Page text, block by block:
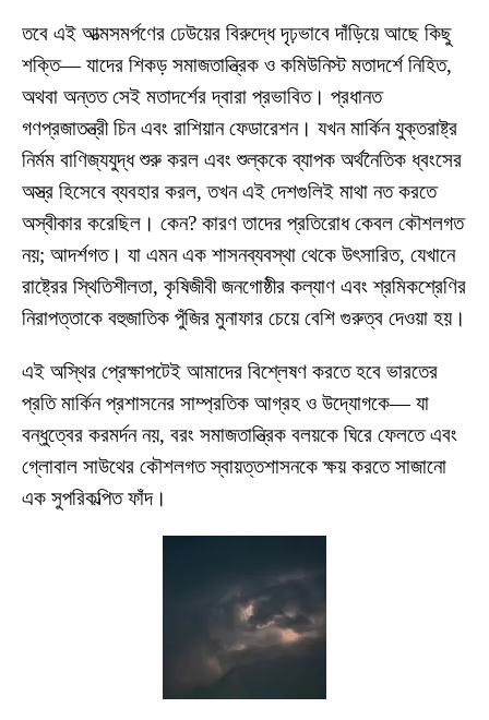
তবে এই আত্মসমর্পণের ঢেউয়ের বিরুদ্ধে দৃঢ়ভাবে দাঁড়িয়ে আছে কিছু
শক্তি— যাদের শিকড় সমাজতান্ত্রিক ও কমিউনিস্ট মতাদর্শে নিহিত,
অথবা অন্তত সেই মতাদর্শের দ্বারা প্রভাবিত। প্রধানত
গণপ্রজাতন্ত্রী চিন এবং রাশিয়ান ফেডারেশন। যখন মার্কিন যুক্তরাষ্ট্র
নির্মম বাণিজ্যযুদ্ধ শুরু করল এবং শুল্ককে ব্যাপক অর্থনৈতিক ধ্বংসের
অস্ত্র হিসেবে ব্যবহার করল, তখন এই দেশগুলিই মাথা নত করতে
অস্বীকার করেছিল। কেন? কারণ তাদের প্রতিরোধ কেবল কৌশলগত
নয়; আদর্শগত। যা এমন এক শাসনব্যবস্থা থেকে উৎসারিত, যেখানে
রাষ্ট্রের স্থিতিশীলতা, কৃষিজীবী জনগোষ্ঠীর কল্যাণ এবং শ্রমিকশ্রেণির
নিরাপত্তাকে বহুজাতিক পুঁজির মুনাফার চেয়ে বেশি গুরুত্ব দেওয়া হয়।
এই অস্থির প্রেক্ষাপটেই আমাদের বিশ্লেষণ করতে হবে ভারতের
প্রতি মার্কিন প্রশাসনের সাম্প্রতিক আগ্রহ ও উদ্যোগকে— যা
বন্ধুত্বের করমর্দন নয়, বরং সমাজতান্ত্রিক বলয়কে ঘিরে ফেলতে এবং
গ্লোবাল সাউথের কৌশলগত স্বায়ত্তশাসনকে ক্ষয় করতে সাজানো
এক সুপরিকল্পিত ফাঁদ।